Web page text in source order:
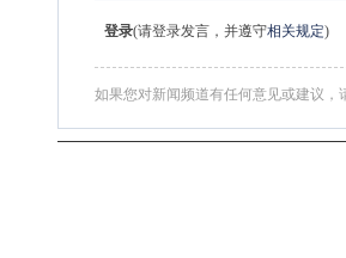
登录(请登录发言，并遵守相关规定)
如果您对新闻频道有任何意见或建议，